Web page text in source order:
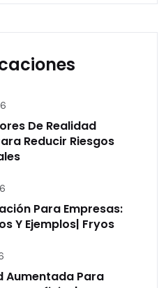
De Realidad
Reducir Riesgos
Para Empresas:
Y Ejemplos| Fryos
Aumentada Para